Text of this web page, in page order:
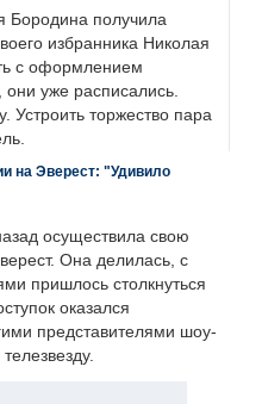
Бородина получила
избранника Николая
с оформлением
они уже расписались.
Устроить торжество пара
на Эверест: "Удивило
осуществила свою
Она делилась, с
пришлось столкнуться
оказался
представителями шоу-